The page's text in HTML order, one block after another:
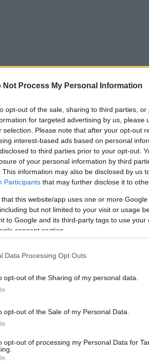
Not Process My Personal Information
opt-out of the sale, sharing to third parties,
for targeted advertising by us, please
selection. Please note that after your opt-out
interest-based ads based on personal
to third parties prior to your opt-out.
of your personal information by third
This information may also be disclosed by us
Participants that may further disclose it to
that this website/app uses one or more
but not limited to your visit or usage
to Google and its third-party tags to use
consent section.
Data Processing Opt Outs
opt-out of the Sharing of my personal data.
opt-out of the Sale of my Personal Data.
opt-out of processing my Personal Data for
diGottliebva di pari passo con
di Barnett Newman e Mark
artisti consacrati alla pittura
Fondazione Adolph e Esther
come pittore espressionista
astratto (…). Eppure il
dell’arte diGottlieb
e la continua evoluzione della
diversi richiedono immagini